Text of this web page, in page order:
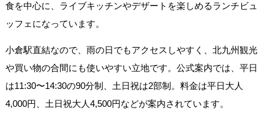
食を中心に、ライブキッチンやデザートを楽しめるランチビュ
ッフェになっています。
小倉駅直結なので、雨の日でもアクセスしやすく、北九州観光
や買い物の合間にも使いやすい立地です。公式案内では、平日
は11:30〜14:30の90分制、土日祝は2部制。料金は平日大人
4,000円、土日祝大人4,500円などが案内されています。